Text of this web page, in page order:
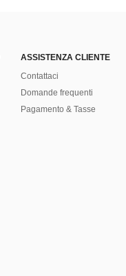
ASSISTENZA CLIENTE
Contattaci
Domande frequenti
Pagamento & Tasse